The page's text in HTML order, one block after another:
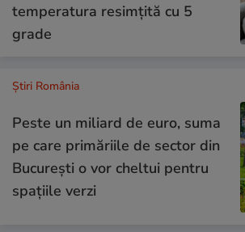
temperatura resimțită cu 5
grade
Știri România
Peste un miliard de euro, suma
pe care primăriile de sector din
București o vor cheltui pentru
spațiile verzi